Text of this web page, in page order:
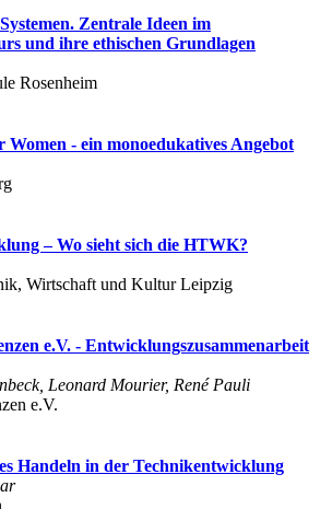
Zentrale Ideen im
und ihre ethischen Grundlagen
Rosenheim
- ein monoedukatives Angebot
– Wo sieht sich die HTWK?
Wirtschaft und Kultur Leipzig
e.V. - Entwicklungszusammenarbeit
Leonard Mourier, René Pauli
e.V.
Handeln in der Technikentwicklung